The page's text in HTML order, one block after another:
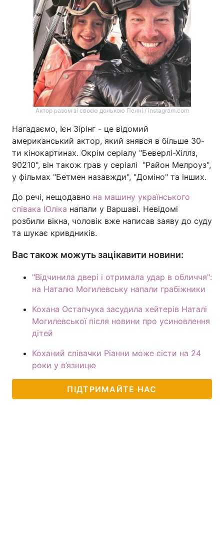
Актор разом зі своєю донькою Пенні / instagram.com
Нагадаємо, Ієн Зірінг - це відомий
американський актор, який знявся в більше 30-
ти кінокартинах. Окрім серіалу "Беверлі-Хіллз,
90210", він також грав у серіалі "Район Мелроуз",
у фільмах "Бетмен назавжди", "Доміно" та інших.
До речі, нещодавно на машину українського
співака Юліка напали у Варшаві. Невідомі
розбили вікна, чоловік вже написав заяву до суду
та шукає кривдників.
Вас також можуть зацікавити новини:
"Відчинила двері і отримала удар в обличчя":
на Наталю Могилевську напали грабіжники
Кохана Остапчука засудила хейтерів Наталі
Могилевської після новини про усиновлення
дітей
Коханий співачки Ріанни може сісти на 24
роки у в’язницю
ПІДТРИМАЙТЕ НАС